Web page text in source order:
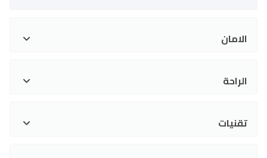
الامان
الراحة
تقنيات